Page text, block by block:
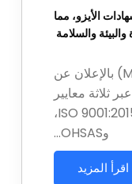
الأيزو، مما
والبيئة والسلامة
يفتخر مصنع التدوير الحديث (MRF) بالإعلان عن
ثلاثة معايير
رئيسية: ISO 9001:2015، ISO 14001:2015،
وOHSAS…
اقرأ المزيد